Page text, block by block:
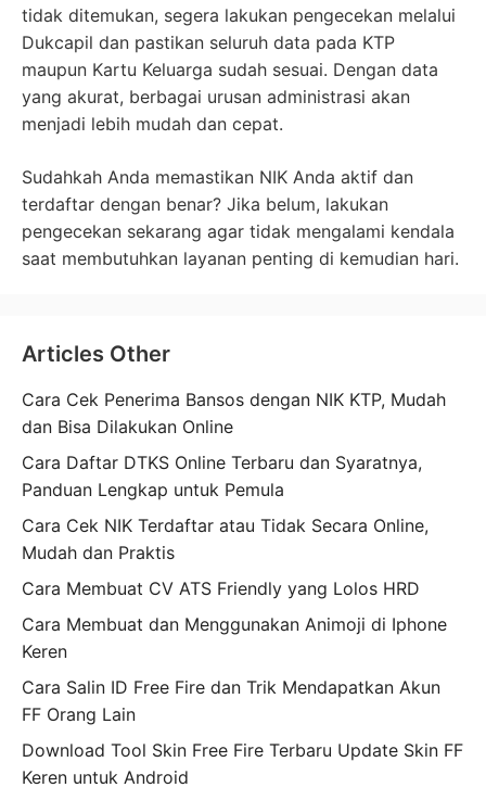
tidak ditemukan, segera lakukan pengecekan melalui
Dukcapil dan pastikan seluruh data pada KTP
maupun Kartu Keluarga sudah sesuai. Dengan data
yang akurat, berbagai urusan administrasi akan
menjadi lebih mudah dan cepat.
Sudahkah Anda memastikan NIK Anda aktif dan
terdaftar dengan benar? Jika belum, lakukan
pengecekan sekarang agar tidak mengalami kendala
saat membutuhkan layanan penting di kemudian hari.
Articles Other
Cara Cek Penerima Bansos dengan NIK KTP, Mudah
dan Bisa Dilakukan Online
Cara Daftar DTKS Online Terbaru dan Syaratnya,
Panduan Lengkap untuk Pemula
Cara Cek NIK Terdaftar atau Tidak Secara Online,
Mudah dan Praktis
Cara Membuat CV ATS Friendly yang Lolos HRD
Cara Membuat dan Menggunakan Animoji di Iphone
Keren
Cara Salin ID Free Fire dan Trik Mendapatkan Akun
FF Orang Lain
Download Tool Skin Free Fire Terbaru Update Skin FF
Keren untuk Android